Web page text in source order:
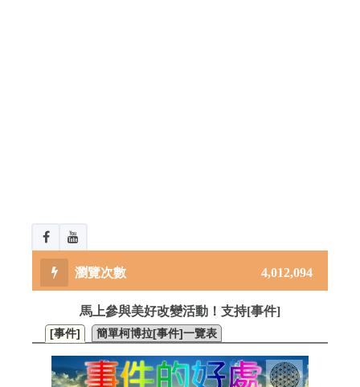
4,012,094
馬上參與美好改變活動！支持[事件]
[事件] 簡單柯博拉[事件]一覽表